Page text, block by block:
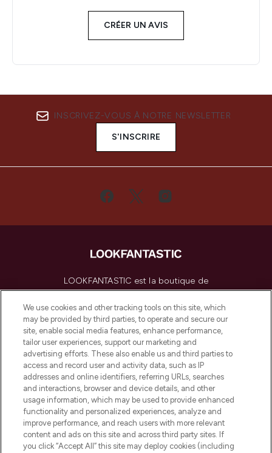
CRÉER UN AVIS
INSCRIVEZ-VOUS À NOTRE NEWSLETTER
S'INSCRIRE
LOOKFANTASTIC est la boutique de
beauté incontournable en Europe,
proposant les meilleurs produits de soins
de la peau, des cheveux et de maquillage
de plus de 200 marques prestigieuses.
Faites vos achats en ligne ou via
l’application, avec la livraison offerte dès
55€ d'achat.
Consentement aux cookies
Do Not Sell or Share My Personal
Information
We use cookies and other tracking tools on this site, which
may be provided by third parties, to operate and secure our
site, enable social media features, enhance performance,
tailor user experiences, support our marketing and
advertising efforts. These also enable us and third parties to
access and record user and activity data, such as IP
addresses and online identifiers, referring URLs, searches
and interactions, browser and device details, and other
usage information, which may be used to provide enhanced
functionality and personalized experiences, analyze and
improve performance, and reach users with more relevant
content and ads on this site and across third party sites. If
you click “Accept All” this site may deploy cookies (including